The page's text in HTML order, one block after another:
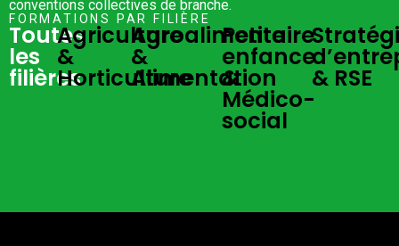
conventions collectives de branche.
FORMATIONS PAR FILIÈRE
Toutes
les
filières
Agriculture
&
Horticulture
Agroalimentaire
&
Alimentation
Petite
enfance
&
Médico-
social
& RSE